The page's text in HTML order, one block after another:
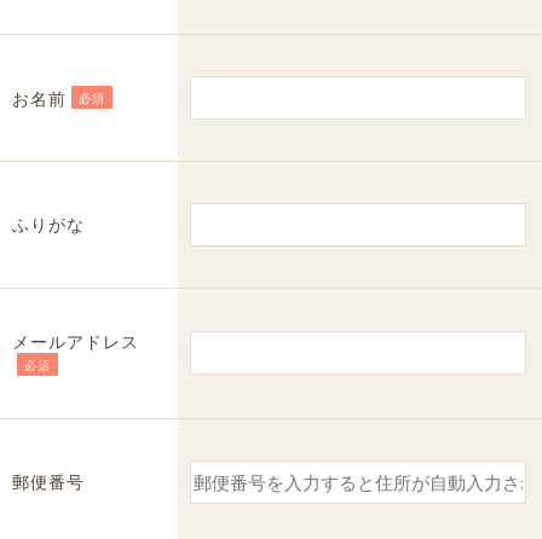
お名前 必須
ふりがな
メールアドレス
必須
郵便番号